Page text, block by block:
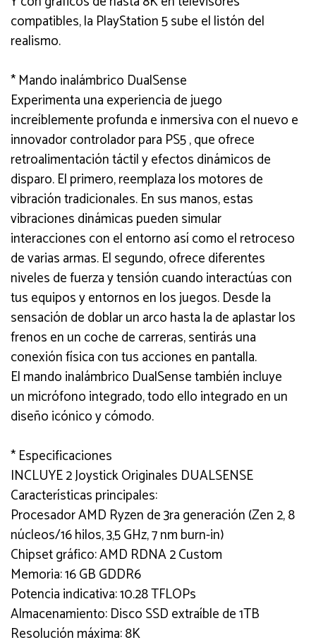
compatibles, la PlayStation 5 sube el listón del
realismo.
* Mando inalámbrico DualSense
Experimenta una experiencia de juego
increíblemente profunda e inmersiva con el nuevo e
innovador controlador para PS5 , que ofrece
retroalimentación táctil y efectos dinámicos de
disparo. El primero, reemplaza los motores de
vibración tradicionales. En sus manos, estas
vibraciones dinámicas pueden simular
interacciones con el entorno así como el retroceso
de varias armas. El segundo, ofrece diferentes
niveles de fuerza y tensión cuando interactúas con
tus equipos y entornos en los juegos. Desde la
sensación de doblar un arco hasta la de aplastar los
frenos en un coche de carreras, sentirás una
conexión física con tus acciones en pantalla.
El mando inalámbrico DualSense también incluye
un micrófono integrado, todo ello integrado en un
diseño icónico y cómodo.
* Especificaciones
INCLUYE 2 Joystick Originales DUALSENSE
Características principales:
Procesador AMD Ryzen de 3ra generación (Zen 2, 8
núcleos/16 hilos, 3,5 GHz, 7 nm burn-in)
Chipset gráfico: AMD RDNA 2 Custom
Memoria: 16 GB GDDR6
Potencia indicativa: 10.28 TFLOPs
Almacenamiento: Disco SSD extraíble de 1TB
Resolución máxima: 8K